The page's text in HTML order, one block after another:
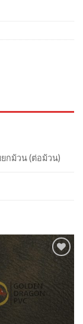
กม้วน (ต่อม้วน)
Add to
Wishlist